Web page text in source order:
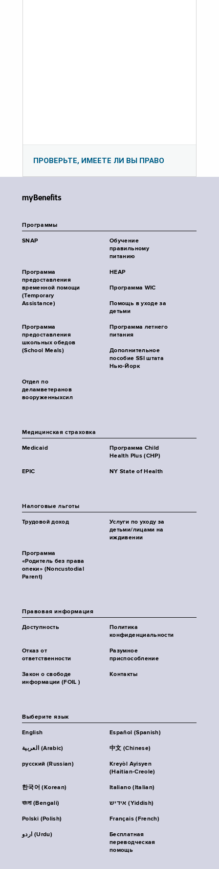
ПРОВЕРЬТЕ, ИМЕЕТЕ ЛИ ВЫ ПРАВО
myBenefits
Программы
SNAP
Обучение
правильному
питанию
Программа
предоставления
временной помощи
(Temporary
Assistance)
HEAP
Программа WIC
Помощь в уходе за
детьми
Программа
предоставления
школьных обедов
(School Meals)
Программа летнего
питания
Дополнительное
пособие SSI штата
Нью-Йорк
Отдел по
деламветеранов
вооруженныхсил
Медицинская страховка
Medicaid
Программа Child
Health Plus (CHP)
EPIC NY State of Health
Налоговые льготы
Трудовой доход
Услуги по уходу за
детьми/лицами на
иждивении
Программа
«Родитель без права
опеки» (Noncustodial
Parent)
Правовая информация
Доступность
Политика
конфиденциальности
Отказ от
ответственности
Разумное
приспособление
Закон о свободе
информации (FOIL )
Контакты
Выберите язык
English Español (Spanish)
العربية (Arabic) 中文 (Chinese)
русский (Russian)
Kreyòl Ayisyen
(Haitian-Creole)
한국어 (Korean) Italiano (Italian)
বাংলা (Bengali) אידיש (Yiddish)
Polski (Polish) Français (French)
اردو (Urdu)
Бесплатная
переводческая
помощь